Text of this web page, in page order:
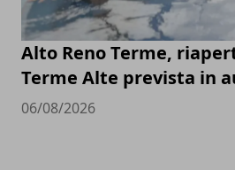
Alto Reno Terme,
Terme Alte prevista in
06/08/2026